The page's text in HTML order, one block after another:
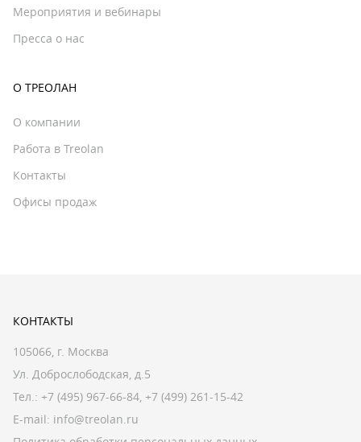
Мероприятия и вебинары
Пресса о нас
О ТРЕОЛАН
О компании
Работа в Treolan
Контакты
Офисы продаж
КОНТАКТЫ
105066, г. Москва
Ул. Доброслободская, д.5
Тел.: +7 (495) 967-66-84, +7 (499) 261-15-42
E-mail: info@treolan.ru